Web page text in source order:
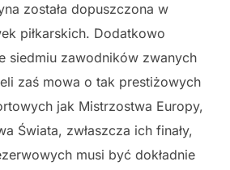
została dopuszczona w
piłkarskich. Dodatkowo
siedmiu zawodników zwanych
zaś mowa o tak prestiżowych
jak Mistrzostwa Europy,
Świata, zwłaszcza ich finały,
musi być dokładnie